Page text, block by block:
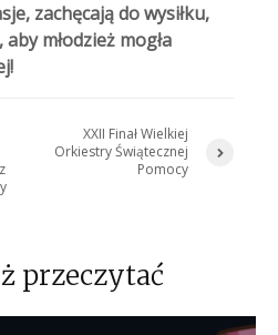
zachęcają do wysiłku,
młodzież mogła
XXII Finał Wielkiej
Orkiestry Świątecznej
Pomocy
przeczytać